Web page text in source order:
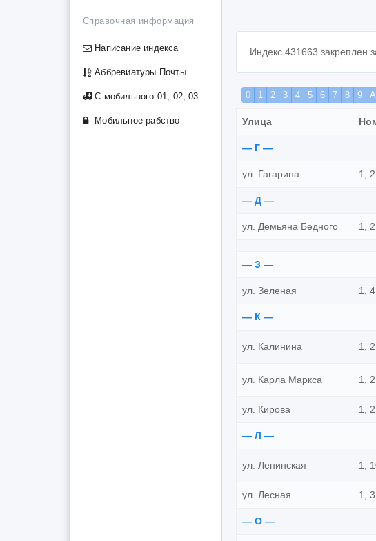
Справочная информация
Написание индекса
Аббревиатуры Почты
С мобильного 01, 02, 03
Мобильное рабство
Индекс 431663 закреплен
0 1 2 3 4 5 6 7 8 9 А
Улица
— Г —
ул. Гагарина 1,
— Д —
ул. Демьяна Бедного 1,
— З —
ул. Зеленая 1,
— К —
ул. Калинина 1,
ул. Карла Маркса 1,
ул. Кирова 1,
— Л —
ул. Ленинская 1,
ул. Лесная 1,
— О —